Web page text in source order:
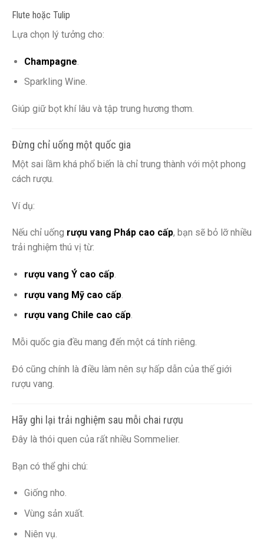
Flute hoặc Tulip
Lựa chọn lý tưởng cho:
Champagne
Sparkling Wine.
Giúp giữ bọt khí lâu và tập trung hương thơm.
Đừng chỉ uống một quốc gia
Một sai lầm khá phổ biến là chỉ trung thành với một phong
cách rượu.
Ví dụ:
Nếu chỉ uống rượu vang Pháp cao cấp, bạn sẽ bỏ lỡ nhiều
trải nghiệm thú vị từ:
rượu vang Ý cao cấp.
rượu vang Mỹ cao cấp.
rượu vang Chile cao cấp.
Mỗi quốc gia đều mang đến một cá tính riêng.
Đó cũng chính là điều làm nên sự hấp dẫn của thế giới
rượu vang.
Hãy ghi lại trải nghiệm sau mỗi chai rượu
Đây là thói quen của rất nhiều Sommelier.
Bạn có thể ghi chú:
Giống nho.
Vùng sản xuất.
Niên vụ.